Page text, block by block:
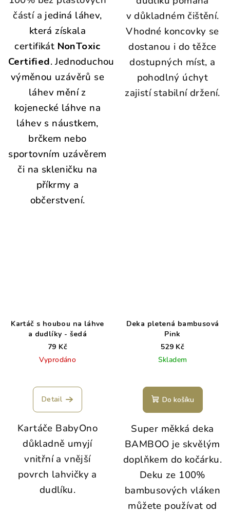
částí a jediná láhev,
která získala
certifikát NonToxic
Certified. Jednoduchou
výměnou uzávěrů se
láhev mění z
kojenecké láhve na
láhev s náustkem,
brčkem nebo
sportovním uzávěrem
či na skleničku na
příkrmy a
občerstvení.
v důkladném čištění.
Vhodné koncovky se
dostanou i do těžce
dostupných míst, a
pohodlný úchyt
zajistí stabilní držení.
Kartáč s houbou na láhve
a dudlíky - šedá
79 Kč
Vyprodáno
Detail
Kartáče BabyOno
důkladně umyjí
vnitřní a vnější
povrch lahvičky a
dudlíku.
Deka pletená bambusová
Pink
529 Kč
Skladem
Do košíku
Super měkká deka
BAMBOO je skvělým
doplňkem do kočárku.
Deku ze 100%
bambusových vláken
můžete používat od